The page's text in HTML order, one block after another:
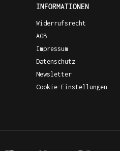
INFORMATIONEN
Widerrufsrecht
AGB
Impressum
Datenschutz
Newsletter
Cookie-Einstellungen